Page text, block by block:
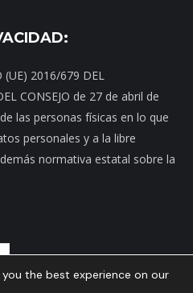
2016/679 DEL
CONSEJO de 27 de abril de
las personas físicas en lo que
personales y a la libre
normativa estatal sobre la
Buscar
the best experience on our